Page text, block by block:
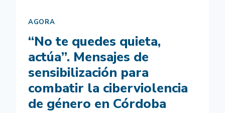
AGORA
“No te quedes quieta,
actúa”. Mensajes de
sensibilización para
combatir la ciberviolencia
de género en Córdoba